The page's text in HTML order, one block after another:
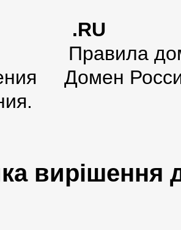
.RU
Правила
Домен
вирішення